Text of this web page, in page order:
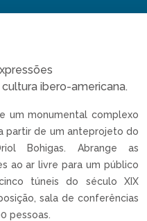
ibero-americana.
um monumental complexo
partir de um anteprojeto do
Bohigas. Abrange as
ao ar livre para um público
túneis do século XIX
sala de conferências
pessoas.